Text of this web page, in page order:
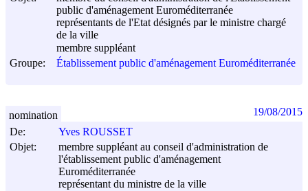
public d'aménagement Euroméditerranée
représentants de l'Etat désignés par le ministre chargé
de la ville
membre suppléant
Groupe:
Établissement public d'aménagement Euroméditerranée
De:
Yves ROUSSET
Objet:
membre suppléant au conseil d'administration de
l'établissement public d'aménagement
Euroméditerranée
représentant du ministre de la ville
nomination 19/08/2015